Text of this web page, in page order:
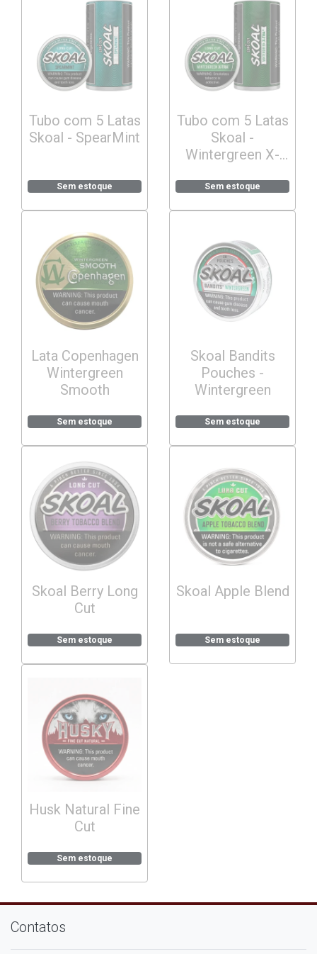
Tubo com 5 Latas
Skoal - SpearMint
Sem estoque
Tubo com 5 Latas
Skoal -
Wintergreen X-
Sem estoque
Lata Copenhagen
Wintergreen
Smooth
Sem estoque
Skoal Bandits
Pouches -
Wintergreen
Sem estoque
Skoal Berry Long
Cut
Sem estoque
Skoal Apple Blend
Sem estoque
Husk Natural Fine
Cut
Sem estoque
Contatos